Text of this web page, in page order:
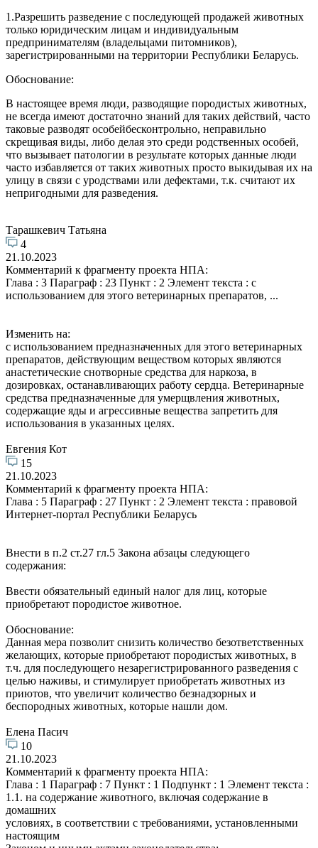
1.Разрешить разведение с последующей продажей животных
только юридическим лицам и индивидуальным
предпринимателям (владельцами питомников),
зарегистрированными на территории Республики Беларусь.
Обоснование:
В настоящее время люди, разводящие породистых животных,
не всегда имеют достаточно знаний для таких действий, часто
таковые разводят особейбесконтрольно, неправильно
скрещивая виды, либо делая это среди родственных особей,
что вызывает патологии в результате которых данные люди
часто избавляется от таких животных просто выкидывая их на
улицу в связи с уродствами или дефектами, т.к. считают их
непригодными для разведения.
Тарашкевич Татьяна
4
21.10.2023
Комментарий к фрагменту проекта НПА:
Глава : 3 Параграф : 23 Пункт : 2 Элемент текста : с
использованием для этого ветеринарных препаратов, ...
Изменить на:
с использованием предназначенных для этого ветеринарных
препаратов, действующим веществом которых являются
анастетические снотворные средства для наркоза, в
дозировках, останавливающих работу сердца. Ветеринарные
средства предназначенные для умерщвления животных,
содержащие яды и агрессивные вещества запретить для
использования в указанных целях.
Евгения Кот
15
21.10.2023
Комментарий к фрагменту проекта НПА:
Глава : 5 Параграф : 27 Пункт : 2 Элемент текста : правовой
Интернет-портал Республики Беларусь
Внести в п.2 ст.27 гл.5 Закона абзацы следующего
содержания:
Ввести обязательный единый налог для лиц, которые
приобретают породистое животное.
Обоснование:
Данная мера позволит снизить количество безответственных
желающих, которые приобретают породистых животных, в
т.ч. для последующего незарегистрированного разведения с
целью наживы, и стимулирует приобретать животных из
приютов, что увеличит количество безнадзорных и
беспородных животных, которые нашли дом.
Елена Пасич
10
21.10.2023
Комментарий к фрагменту проекта НПА:
Глава : 1 Параграф : 7 Пункт : 1 Подпункт : 1 Элемент текста :
1.1. на содержание животного, включая содержание в
домашних
условиях, в соответствии с требованиями, установленными
настоящим